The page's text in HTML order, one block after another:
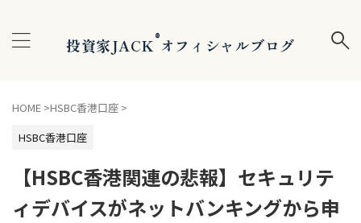
投資家JACK®オフィシャルブログ
HOME >HSBC香港口座 >
HSBC香港口座
【HSBC香港関連の悲報】セキュリテ
ィデバイスがネットバンキングから申